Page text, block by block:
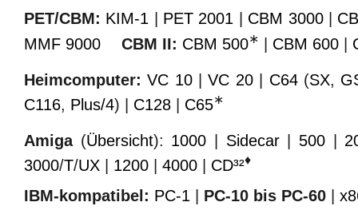
PET/CBM: KIM-1 PET 2001 CBM 3000|
MMF 9000
CBM II: CBM 500∗ | CBM 600 |
Heimcomputer: VC 10|VC 20| C64(SX,
C116, Plus/4) | C128 C65∗
Amiga (Übersicht): 1000 | Sidecar| 500 |
3000/T/UX 1200 4000 CD³²♦
IBM-kompatibel: PC-1 PC-10 bis PC-60